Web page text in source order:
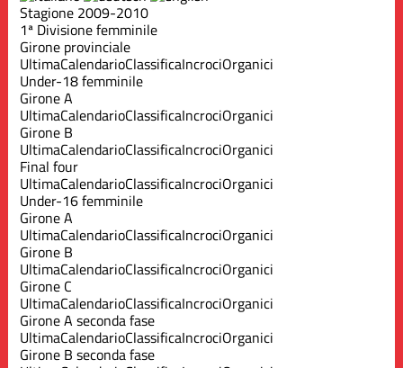
Stagione 2009-2010
1ª Divisione femminile
Girone provinciale
UltimaCalendarioClassificaIncrociOrganici
Under-18 femminile
Girone A
UltimaCalendarioClassificaIncrociOrganici
Girone B
UltimaCalendarioClassificaIncrociOrganici
Final four
UltimaCalendarioClassificaIncrociOrganici
Under-16 femminile
Girone A
UltimaCalendarioClassificaIncrociOrganici
Girone B
UltimaCalendarioClassificaIncrociOrganici
Girone C
UltimaCalendarioClassificaIncrociOrganici
Girone A seconda fase
UltimaCalendarioClassificaIncrociOrganici
Girone B seconda fase